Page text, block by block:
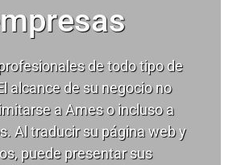
de todo tipo de
alcance de su negocio no
a Ames o incluso a
Al traducir su página web y
puede presentar sus